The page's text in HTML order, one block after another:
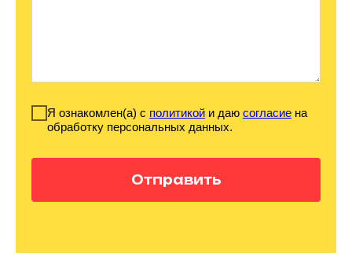
Я ознакомлен(а) с политикой и даю согласие на
обработку персональных данных.
Отправить